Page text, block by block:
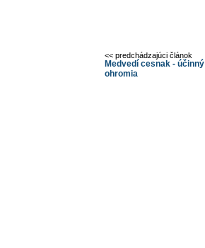
<< predchádzajúci článok
Medvedí cesnak -
ohromia